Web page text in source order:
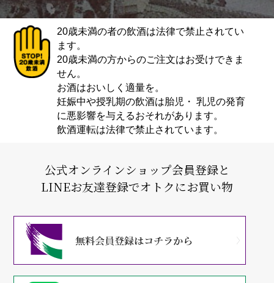
20歳未満の者の飲酒は法律で禁止されてい
ます。
20歳未満の方からのご注文はお受けできま
せん。
お酒はおいしく適量を。
妊娠中や授乳期の飲酒は胎児・ 乳児の発育
に悪影響を与えるおそれがあります。
飲酒運転は法律で禁止されています。
公式オンラインショップ会員登録と
LINEお友達登録でオトクにお買い物